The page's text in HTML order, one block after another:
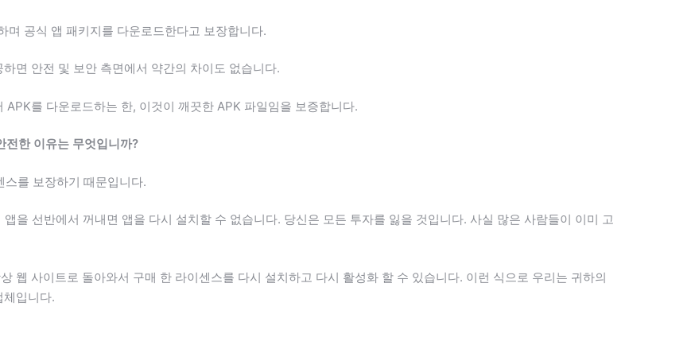
공식 앱 패키지를 다운로드한다고 보장합니다.
면 안전 및 보안 측면에서 약간의 차이도 없습니다.
를 다운로드하는 한, 이것이 깨끗한 APK 파일임을 보증합니다.
한 이유는 무엇입니까?
를 보장하기 때문입니다.
을 선반에서 꺼내면 앱을 다시 설치할 수 없습니다. 당신은 모든 투자를 잃을 것입니다. 사실 많은 사람들이 이미 고
웹 사이트로 돌아와서 구매 한 라이센스를 다시 설치하고 다시 활성화 할 수 있습니다. 이런 식으로 우리는 귀하의
입니다.